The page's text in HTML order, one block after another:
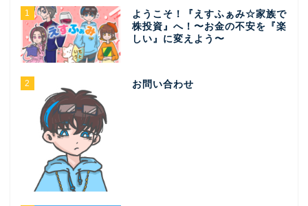
1
ようこそ！『えすふぁみ☆家族で
株投資』へ！〜お金の不安を『楽
しい』に変えよう〜
2 お問い合わせ